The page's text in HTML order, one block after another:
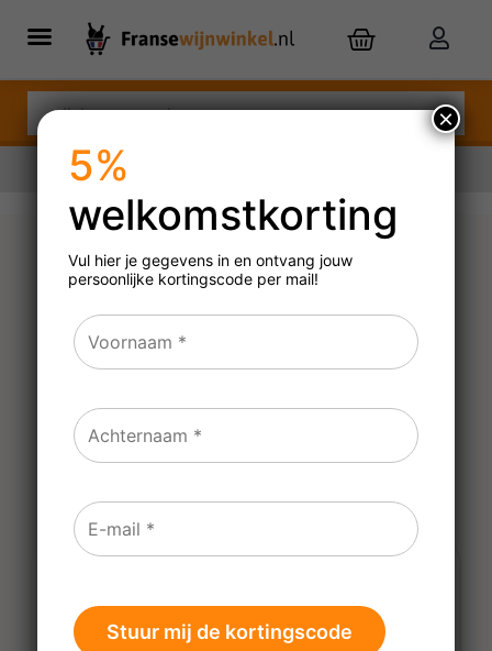
Chateau d’Yquem
Sauternes – half flesje
(0,375 liter)
€210,00
Prijs per fles
5%
welkomstkorting
Vul hier je gegevens in en ontvang jouw
persoonlijke kortingscode per mail!
×